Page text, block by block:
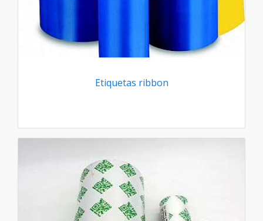
Etiquetas ribbon